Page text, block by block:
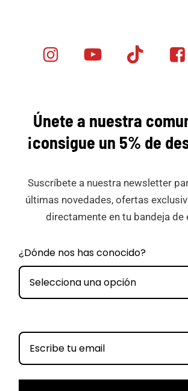
Minicar Tok
Únete a nuestra
¡consigue un 5% de
Suscríbete a nuestra newsletter
últimas novedades, ofertas
directamente en tu bandeja de
¿Dónde nos has conocido?
Selecciona una opción